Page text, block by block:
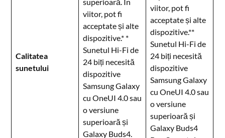
Calitatea
sunetului
viitor, pot fi
acceptate și alte
dispozitive.* *
Sunetul Hi-Fi de
24 biți necesită
dispozitive
Samsung Galaxy
cu OneUI 4.0 sau
o versiune
superioară și
Galaxy Buds4.
viitor, pot fi
acceptate și alte
dispozitive.**
Sunetul Hi-Fi de
24 biți necesită
dispozitive
Samsung Galaxy
cu OneUI 4.0 sau
o versiune
superioară și
Galaxy Buds4